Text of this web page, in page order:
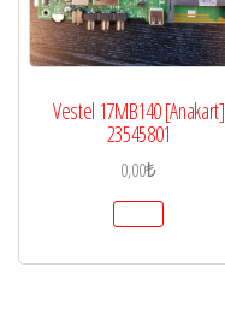
Vestel 17MB140 [Anakart]
23545801
0,00₺